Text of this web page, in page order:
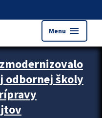
Menu menu
odbornej školy